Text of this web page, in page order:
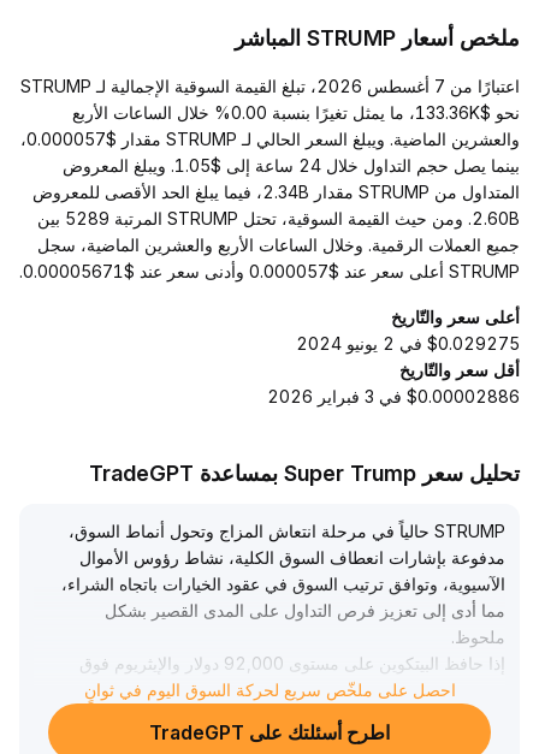
ملخص أسعار STRUMP المباشر
اعتبارًا من 7 أغسطس 2026، تبلغ القيمة السوقية الإجمالية لـ STRUMP
نحو $133.36K، ما يمثل تغيرًا بنسبة 0.00% خلال الساعات الأربع
والعشرين الماضية. ويبلغ السعر الحالي لـ STRUMP مقدار $0.000057،
بينما يصل حجم التداول خلال 24 ساعة إلى $1.05. ويبلغ المعروض
المتداول من STRUMP مقدار 2.34B، فيما يبلغ الحد الأقصى للمعروض
2.60B. ومن حيث القيمة السوقية، تحتل STRUMP المرتبة 5289 بين
جميع العملات الرقمية. وخلال الساعات الأربع والعشرين الماضية، سجل
STRUMP أعلى سعر عند $0.000057 وأدنى سعر عند $0.00005671.
أعلى سعر والتّاريخ
$0.029275 في 2 يونيو 2024
أقل سعر والتّاريخ
$0.00002886 في 3 فبراير 2026
تحليل سعر Super Trump بمساعدة TradeGPT
STRUMP حالياً في مرحلة انتعاش المزاج وتحول أنماط السوق،
مدفوعة بإشارات انعطاف السوق الكلية، نشاط رؤوس الأموال
الآسيوية، وتوافق ترتيب السوق في عقود الخيارات باتجاه الشراء،
مما أدى إلى تعزيز فرص التداول على المدى القصير بشكل
ملحوظ .
إذا حافظ البيتكوين على مستوى 92,000 دولار والإيثريوم فوق
3,100 دولار، فمن المتوقع أن يحقق STRUMP اختراقاً لمنطقة
المقاومة ويفتح المجال للصعود، يُنصح بالمتابعة بمرونة؛ ولكن
يجب توخي الحذر من تراجع المزاج إذا حدث تصحيح عام في
احصل على ملخّص سريع لحركة السوق اليوم في ثوانٍ
اطرح أسئلتك على TradeGPT